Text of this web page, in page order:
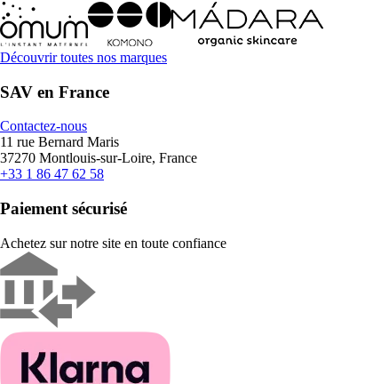
Découvrir toutes nos marques
SAV en France
Contactez-nous
11 rue Bernard Maris
37270 Montlouis-sur-Loire, France
+33 1 86 47 62 58
Paiement sécurisé
Achetez sur notre site en toute confiance